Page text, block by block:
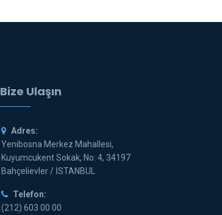
Bize Ulaşın
Adres:
Yenibosna Merkez Mahallesi,
Kuyumcukent Sokak, No: 4, 34197
Bahçelievler / İSTANBUL
Telefon:
(212) 603 00 00